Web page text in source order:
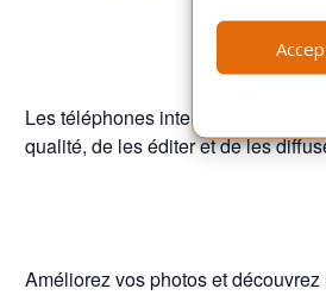
Les téléphones intelligents sont
qualité, de les éditer et de les
Améliorez vos photos et